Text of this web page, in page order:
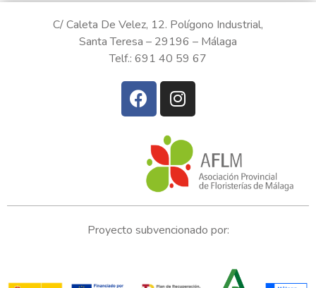
C/ Caleta De Velez, 12. Polígono Industrial,
Santa Teresa – 29196 – Málaga
Telf.: 691 40 59 67
Proyecto subvencionado por: